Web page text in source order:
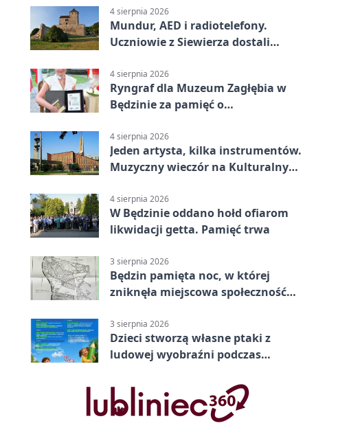
4 sierpnia 2026
Mundur, AED i radiotelefony.
Uczniowie z Siewierza dostali
4 sierpnia 2026
Ryngraf dla Muzeum Zagłębia w
Będzinie za pamięć o
4 sierpnia 2026
Jeden artysta, kilka instrumentów.
Muzyczny wieczór na Kulturalnym
4 sierpnia 2026
W Będzinie oddano hołd ofiarom
likwidacji getta. Pamięć trwa
3 sierpnia 2026
Będzin pamięta noc, w której
zniknęła miejscowa społeczność
3 sierpnia 2026
Dzieci stworzą własne ptaki z
ludowej wyobraźni podczas